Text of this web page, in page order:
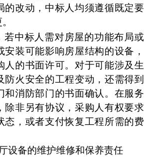
的改动，中标人均须遵循既定要
若中标人需对房屋的功能布局或
安装可能影响房屋结构的设备，
人的书面许可。对于可能涉及生
防火安全的工程变动，还需得到
和消防部门的书面确认。在服务
除非另有协议，采购人有权要求
态，或者支付恢复工程所需的费
设备的维护维修和保养责任